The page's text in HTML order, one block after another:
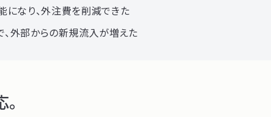
なり、外注費を削減できた
、外部からの新規流入が増えた